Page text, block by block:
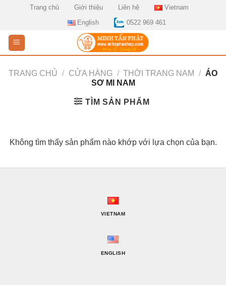
Trang chủ Giới thiệu Liên hệ
Vietnam
English
0522 969 461
TRANG CHỦ / CỬA HÀNG / THỜI TRANG NAM / ÁO
SƠ MI NAM
TÌM SẢN PHẨM
Không tìm thấy sản phẩm nào khớp với lựa chọn của bạn.
VIETNAM
ENGLISH